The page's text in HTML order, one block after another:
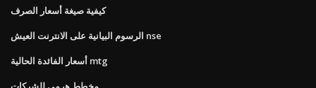
كيفية صيغة أسعار الصرف
الرسوم البيانية على الانترنت العيش nse
أسعار الفائدة الحالية mtg